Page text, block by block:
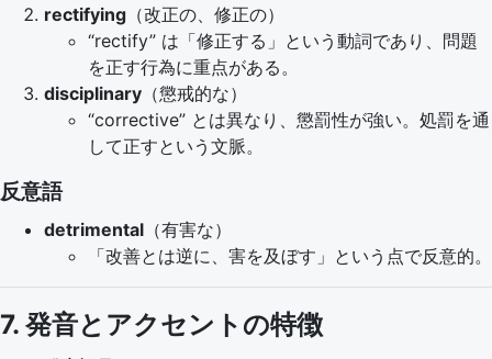
rectifying （改正の、修正の）
“rectify” は「修正する」という動詞であり、問題
を正す行為に重点がある。
disciplinary （懲戒的な）
“corrective” とは異なり、懲罰性が強い。処罰を通
して正すという文脈。
反意語
detrimental （有害な）
「改善とは逆に、害を及ぼす」という点で反意的。
7. 発音とアクセントの特徴